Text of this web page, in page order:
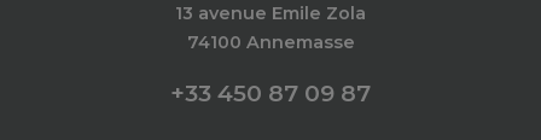
13 avenue Emile Zola
74100 Annemasse
+33 450 87 09 87